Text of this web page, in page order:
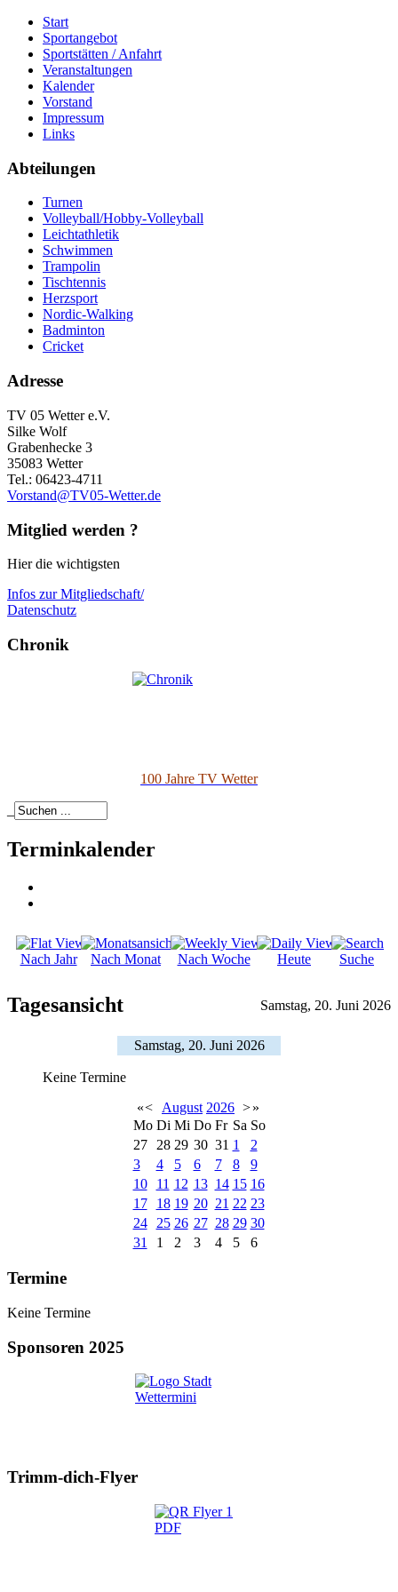
Start
Sportangebot
Sportstätten / Anfahrt
Veranstaltungen
Kalender
Vorstand
Impressum
Links
Abteilungen
Turnen
Volleyball/Hobby-Volleyball
Leichtathletik
Schwimmen
Trampolin
Tischtennis
Herzsport
Nordic-Walking
Badminton
Cricket
Adresse
TV 05 Wetter e.V.
Silke Wolf
Grabenhecke 3
35083 Wetter
Tel.: 06423-4711
Vorstand@TV05-Wetter.de
Mitglied werden ?
Hier die wichtigsten
Infos zur Mitgliedschaft/
Datenschutz
Chronik
100 Jahre TV Wetter
Terminkalender
Nach Jahr Nach Monat Nach Woche Heute Suche
Tagesansicht Samstag, 20. Juni 2026
Samstag, 20. Juni 2026
Keine Termine
«< August 2026 >»
Mo Di Mi Do Fr Sa So
27
28 29 30 31 1
2
3
4 5 6 7 8
9
10
11 12 13 14 15 16
17
18 19 20 21 22 23
24
25 26 27 28 29 30
31
1 2 3 4 5 6
Termine
Keine Termine
Sponsoren 2025
Trimm-dich-Flyer